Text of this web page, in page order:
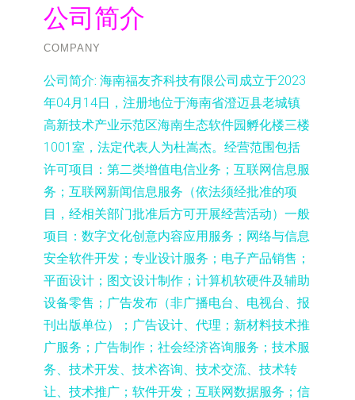
公司简介
COMPANY
公司简介: 海南福友齐科技有限公司成立于2023
年04月14日，注册地位于海南省澄迈县老城镇
高新技术产业示范区海南生态软件园孵化楼三楼
1001室，法定代表人为杜嵩杰。经营范围包括
许可项目：第二类增值电信业务；互联网信息服
务；互联网新闻信息服务（依法须经批准的项
目，经相关部门批准后方可开展经营活动）一般
项目：数字文化创意内容应用服务；网络与信息
安全软件开发；专业设计服务；电子产品销售；
平面设计；图文设计制作；计算机软硬件及辅助
设备零售；广告发布（非广播电台、电视台、报
刊出版单位）；广告设计、代理；新材料技术推
广服务；广告制作；社会经济咨询服务；技术服
务、技术开发、技术咨询、技术交流、技术转
让、技术推广；软件开发；互联网数据服务；信